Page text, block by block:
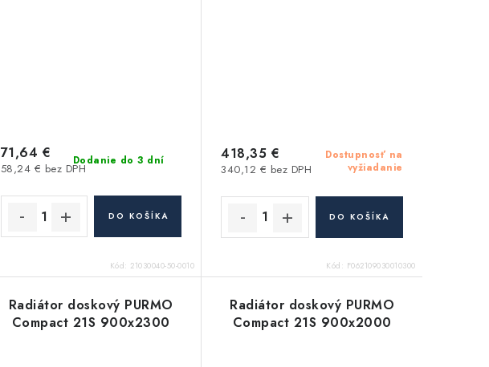
Dodanie do 3 dní
58,24 € bez DPH
71,64 €
DO KOŠÍKA
Kód: 21030040-50-0010
Dostupnosť na
vyžiadanie
340,12 € bez DPH
418,35 €
DO KOŠÍKA
Kód: F062109030010300
Radiátor doskový PURMO
Compact 21S 900x2300
Radiátor doskový PURMO
Compact 21S 900x2000